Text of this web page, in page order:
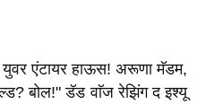
एंटायर हाऊस! अरूणा मॅडम,
बोल!" डॅड वाॅज रेझिंग द इश्यू